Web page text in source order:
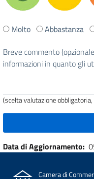
Ti
stata
utile
Molto Abbastanza
Breve commento
informazioni in quanto gli
(scelta valutazione
Data di Aggiornamento
Camera di